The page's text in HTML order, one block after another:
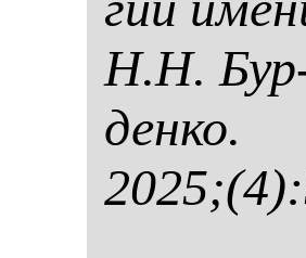
Н.Н.
ден­ко.